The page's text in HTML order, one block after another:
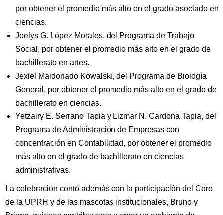
por obtener el promedio más alto en el grado asociado en
ciencias.
Joelys G. López Morales, del Programa de Trabajo
Social, por obtener el promedio más alto en el grado de
bachillerato en artes.
Jexiel Maldonado Kowalski, del Programa de Biología
General, por obtener el promedio más alto en el grado de
bachillerato en ciencias.
Yetzairy E. Serrano Tapia y Lizmar N. Cardona Tapia, del
Programa de Administración de Empresas con
concentración en Contabilidad, por obtener el promedio
más alto en el grado de bachillerato en ciencias
administrativas.
La celebración contó además con la participación del Coro
de la UPRH y de las mascotas institucionales, Bruno y